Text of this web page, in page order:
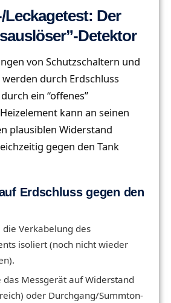
Leckagetest: Der
Detektor
von Schutzschaltern und
werden durch Erdschluss
ein “offenes”
kann an seinen
plausiblen Widerstand
gegen den Tank
Erdschluss gegen den
die Verkabelung des
isoliert (noch nicht wieder
das Messgerät auf Widerstand
oder Durchgang/Summton-